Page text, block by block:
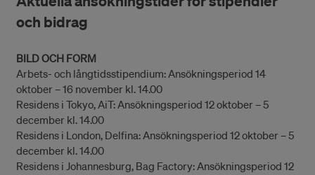
och bidrag
BILD OCH FORM
Arbets- och långtidsstipendium: Ansökningsperiod 14
oktober – 16 november kl. 14.00
Residens i Tokyo, AiT: Ansökningsperiod 12 oktober – 5
december kl. 14.00
Residens i London, Delfina: Ansökningsperiod 12 oktober – 5
december kl. 14.00
Residens i Johannesburg, Bag Factory: Ansökningsperiod 12